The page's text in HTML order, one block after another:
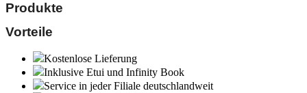
Produkte
Vorteile
Kostenlose Lieferung
Inklusive Etui und Infinity Book
Service in jeder Filiale deutschlandweit